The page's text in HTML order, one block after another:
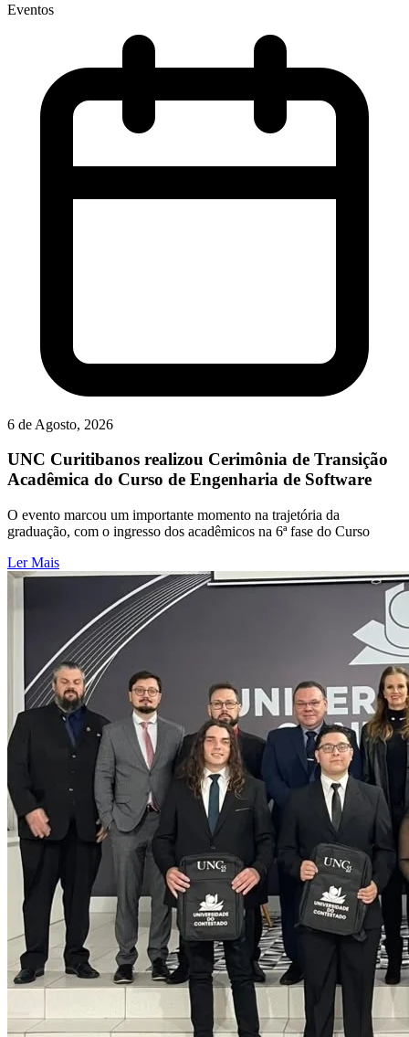
Eventos
6 de Agosto, 2026
UNC Curitibanos realizou Cerimônia de Transição
Acadêmica do Curso de Engenharia de Software
O evento marcou um importante momento na trajetória da
graduação, com o ingresso dos acadêmicos na 6ª fase do Curso
Ler Mais